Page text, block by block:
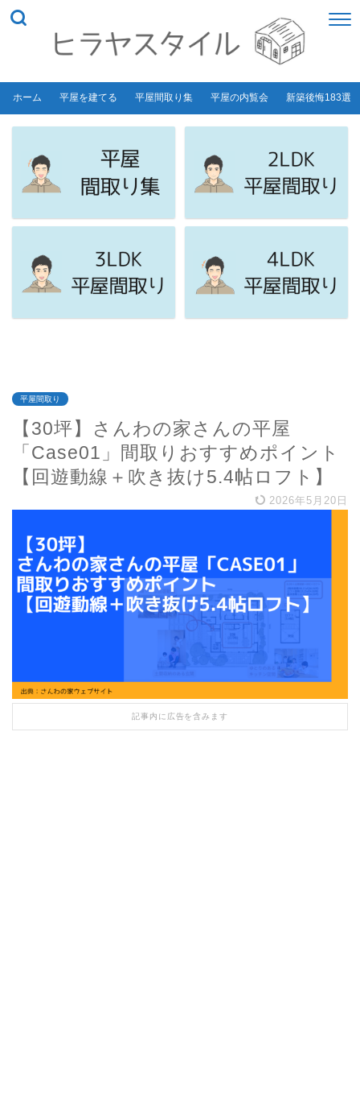
ホーム 平屋を建てる 平屋間取り集 平屋の内覧会 新築後悔183選
平屋間取り
【30坪】さんわの家さんの平屋
「Case01」間取りおすすめポイント
【回遊動線＋吹き抜け5.4帖ロフト】
2026年5月20日
記事内に広告を含みます